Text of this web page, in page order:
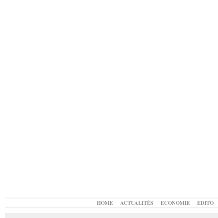
HOME ACTUALITÉS ECONOMIE EDITO